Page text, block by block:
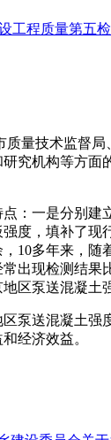
工程质量第五
量技术监督局
究机构等方
一是分别建立
度，填补了现
，10多年来，
出现检测结
区泵送混凝土
送混凝土强度
经济效益。